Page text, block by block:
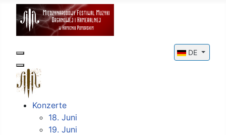
Konzerte
18. Juni
19. Juni
Sprache
DE